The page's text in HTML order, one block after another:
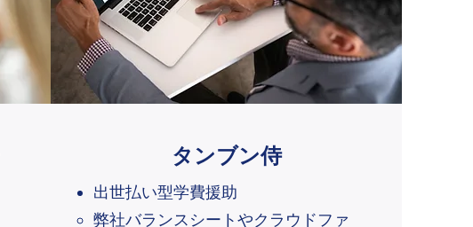
タンブン侍
​出世払い型学費援助
弊社バランスシート やクラウドファ